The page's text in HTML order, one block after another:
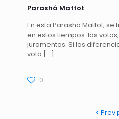
Parashá Mattot
En esta Parashá Mattot,
en estos tiempos: los
juramentos. Si los
voto […]
0
Prev